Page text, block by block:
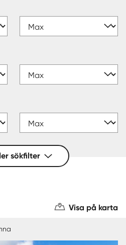
sökfilter
Visa på karta